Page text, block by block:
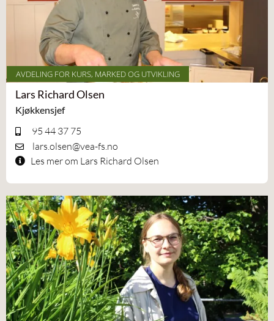
AVDELING FOR KURS, MARKED OG UTVIKLING
Lars Richard Olsen
Kjøkkensjef
95 44 37 75
lars.olsen@vea-fs.no
Les mer om Lars Richard Olsen